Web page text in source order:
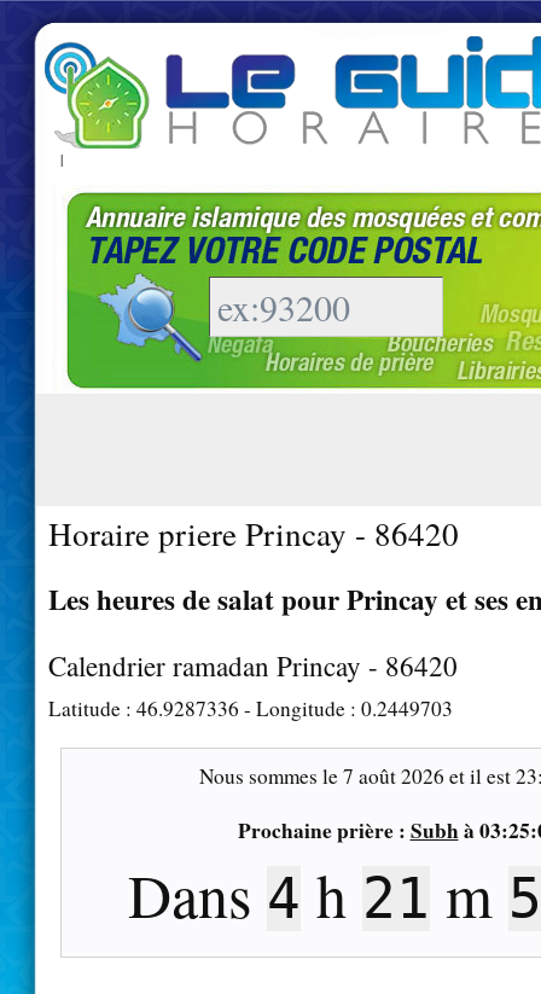
|
Horaire priere Princay - 86420
Les heures de salat pour Princay et ses
Calendrier ramadan Princay - 86420
Latitude : 46.9287336 - Longitude : 0.2449703
Nous sommes le7 août 2026 et il est
Prochaine prière : Subhà
Dans 4 h 21 m